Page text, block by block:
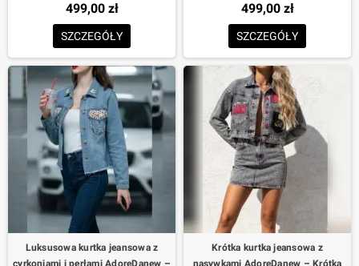
499,00 zł
SZCZEGÓŁY
499,00 zł
SZCZEGÓŁY
Luksusowa kurtka jeansowa z
cyrkoniami i perłami AdoreDanew –
Krótka kurtka jeansowa z
nasywkami AdoreDanew – Krótka